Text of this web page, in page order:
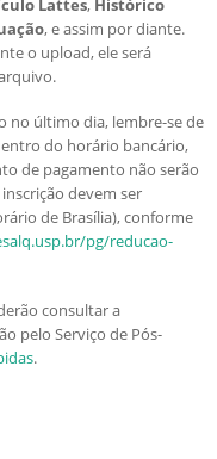
Lattes, Histórico
, e assim por diante.
o upload, ele será
no último dia, lembre-se de
do horário bancário,
de pagamento não serão
devem ser
de Brasília), conforme
pg/reducao-
consultar a
pelo Serviço de Pós-
.